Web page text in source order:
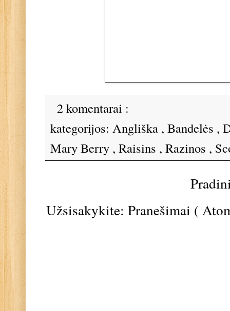
2 komentarai :
kategorijos: Angliška , Bandelės ,
Mary Berry , Raisins , Razinos ,
Užsisakykite: Pranešimai (